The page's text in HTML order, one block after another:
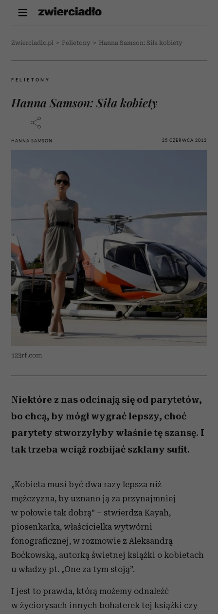
Zwierciadlo.pl > Felietony > Hanna Samson: Siła kobiety
FELIETONY
Hanna Samson: Siła kobiety
HANNA SAMSON 25 CZERWCA 2012
123rf.com
Niektóre z nas odcinają się od parytetów,
bo chcą, by mógł wygrać lepszy, choć
parytety stworzyłyby właśnie tę szansę. I
tak trzeba wciąż rozbijać szklany sufit.
„Kobieta musi być dwa razy lepsza niż
mężczyzna, by uznano ją za przynajmniej
w połowie tak dobrą” – stwierdza Kayah,
piosenkarka, właścicielka wytwórni
fonograficznej, w rozmowie z Aleksandrą
Boćkowską, autorką świetnej książki o kobietach
u władzy pt. „One za tym stoją”.
I jest to prawda, którą możemy odnaleźć
w życiorysach innych bohaterek tej książki czy